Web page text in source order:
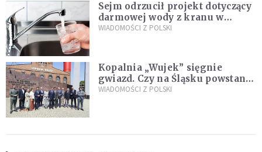
Sejm odrzucił projekt dotyczący
darmowej wody z kranu w
restauracjach
WIADOMOŚCI Z POLSKI
Kopalnia „Wujek” sięgnie
gwiazd. Czy na Śląsku powstanie
„Dolina Krzemowa”?
WIADOMOŚCI Z POLSKI